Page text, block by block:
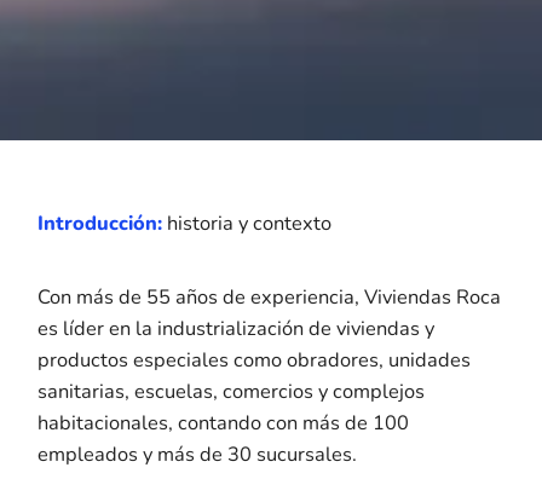
Introducción: historia y contexto
Con más de 55 años de experiencia, Viviendas Roca
es líder en la industrialización de viviendas y
productos especiales como obradores, unidades
sanitarias, escuelas, comercios y complejos
habitacionales, contando con más de 100
empleados y más de 30 sucursales.